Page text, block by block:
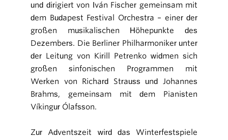
und dirigiert von Iván Fischer gemeinsam mit
dem Budapest Festival Orchestra – einer der
großen musikalischen Höhepunkte des
Dezembers. Die Berliner Philharmoniker unter
der Leitung von Kirill Petrenko widmen sich
großen sinfonischen Programmen mit
Werken von Richard Strauss und Johannes
Brahms, gemeinsam mit dem Pianisten
Víkingur Ólafsson.
Zur Adventszeit wird das Winterfestspiele